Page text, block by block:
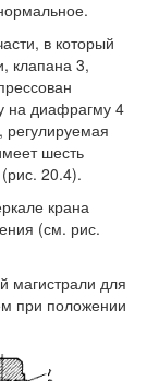
в который
клапана 3,
на диафрагму 4
регулируемая
шесть
20.4).
крана
(см. рис.
магистрали для
при положении